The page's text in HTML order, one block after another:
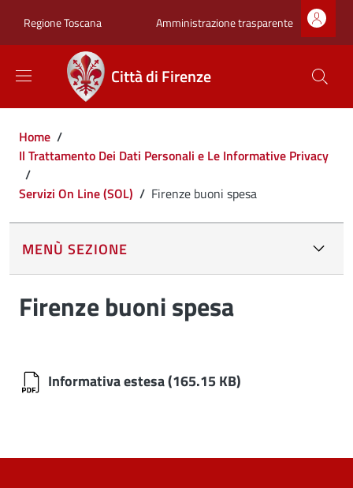
Regione Toscana Zona superiore
Amministrazione trasparente
Città di Firenze
Briciole di pane
Home /
Il Trattamento Dei Dati Personali e Le Informative Privacy
/
Servizi On Line (SOL) / Firenze buoni spesa
MENÙ SEZIONE
Firenze buoni spesa
Informativa estesa(165.15 KB)